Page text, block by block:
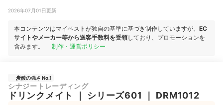
2026年07月01日更新
本コンテンツはマイベストが独自の基準に基づき制作していますが、 EC
サイトやメーカー等から送客手数料を受領しており、プロモーションを
含みます。
制作・運営ポリシー
炭酸の強さ No.1
シナジートレーディング
ドリンクメイト シリーズ601 DRM1012